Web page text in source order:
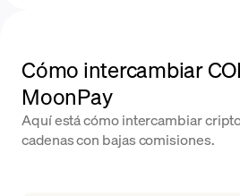
Cómo intercambiar
MoonPay
Aquí está cómo intercambiar
cadenas con bajas comisiones.